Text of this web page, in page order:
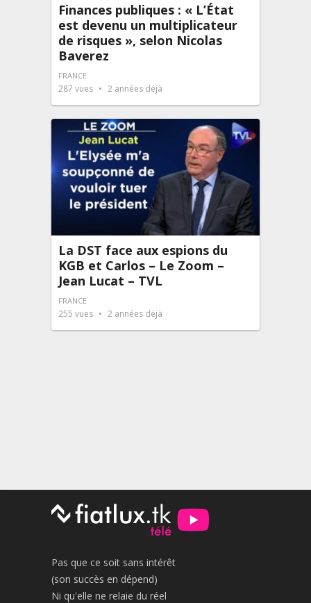
Finances publiques : « L’État
est devenu un multiplicateur
de risques », selon Nicolas
Baverez
FRANCE
287 vues 2 années déjà
La DST face aux espions du
KGB et Carlos – Le Zoom –
Jean Lucat – TVL
FRANCE
255 vues 2 années déjà
Pas que ce soit sans intérêt
(son succès en dépend)
Ni qu'elle ne relaie du réel